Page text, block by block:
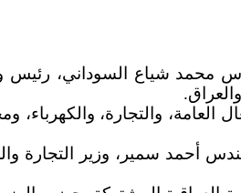
محمد شياع السوداني، رئيس
العامة، والتجارة،
أحمد سمير، وزير التجارة